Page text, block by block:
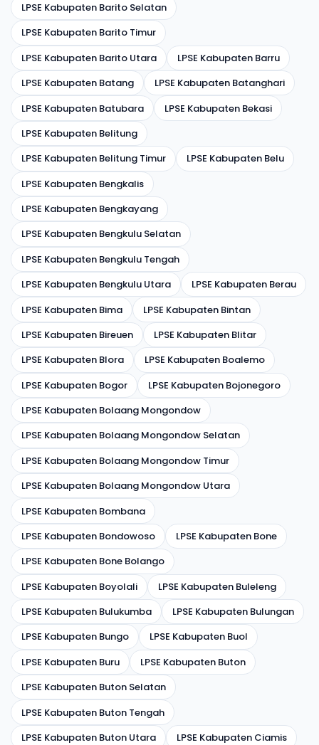
LPSE Kabupaten Barito Selatan
LPSE Kabupaten Barito Timur
LPSE Kabupaten Barito Utara
LPSE Kabupaten Barru
LPSE Kabupaten Batang
LPSE Kabupaten Batanghari
LPSE Kabupaten Batubara
LPSE Kabupaten Bekasi
LPSE Kabupaten Belitung
LPSE Kabupaten Belitung Timur
LPSE Kabupaten Belu
LPSE Kabupaten Bengkalis
LPSE Kabupaten Bengkayang
LPSE Kabupaten Bengkulu Selatan
LPSE Kabupaten Bengkulu Tengah
LPSE Kabupaten Bengkulu Utara
LPSE Kabupaten Berau
LPSE Kabupaten Bima
LPSE Kabupaten Bintan
LPSE Kabupaten Bireuen
LPSE Kabupaten Blitar
LPSE Kabupaten Blora
LPSE Kabupaten Boalemo
LPSE Kabupaten Bogor
LPSE Kabupaten Bojonegoro
LPSE Kabupaten Bolaang Mongondow
LPSE Kabupaten Bolaang Mongondow Selatan
LPSE Kabupaten Bolaang Mongondow Timur
LPSE Kabupaten Bolaang Mongondow Utara
LPSE Kabupaten Bombana
LPSE Kabupaten Bondowoso
LPSE Kabupaten Bone
LPSE Kabupaten Bone Bolango
LPSE Kabupaten Boyolali
LPSE Kabupaten Buleleng
LPSE Kabupaten Bulukumba
LPSE Kabupaten Bulungan
LPSE Kabupaten Bungo
LPSE Kabupaten Buol
LPSE Kabupaten Buru
LPSE Kabupaten Buton
LPSE Kabupaten Buton Selatan
LPSE Kabupaten Buton Tengah
LPSE Kabupaten Buton Utara
LPSE Kabupaten Ciamis